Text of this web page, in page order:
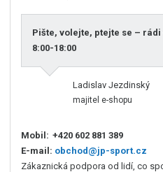
Pište, volejte, ptejte se –
8:00-18:00
Ladislav Jezdinský
majitel e-shopu
Mobil: +420 602 881 389
E-mail: obchod@jp-sport.cz
Zákaznická podpora od lidí, co